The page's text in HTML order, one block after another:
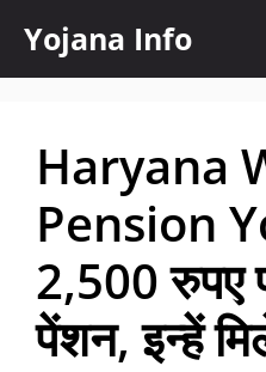
content
Yojana Info
Haryana
Pension
2,500 रुपए
पेंशन, इन्हें